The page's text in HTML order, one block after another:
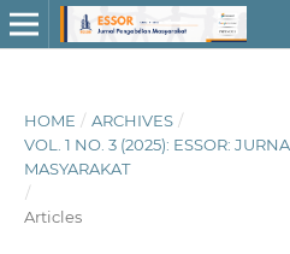
HOME / ARCHIVES /
VOL. 1 NO. 3 (2025): ESSOR:
MASYARAKAT
/
Articles